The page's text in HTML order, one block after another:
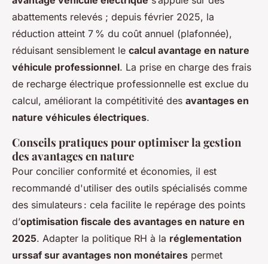
abattements relevés ; depuis février 2025, la
réduction atteint 7 % du coût annuel (plafonnée),
réduisant sensiblement le calcul avantage en nature
véhicule professionnel. La prise en charge des frais
de recharge électrique professionnelle est exclue du
calcul, améliorant la compétitivité des avantages en
nature véhicules électriques.
Conseils pratiques pour optimiser la gestion
des avantages en nature
Pour concilier conformité et économies, il est
recommandé d'utiliser des outils spécialisés comme
des simulateurs : cela facilite le repérage des points
d’optimisation fiscale des avantages en nature en
2025. Adapter la politique RH à la réglementation
urssaf sur avantages non monétaires permet